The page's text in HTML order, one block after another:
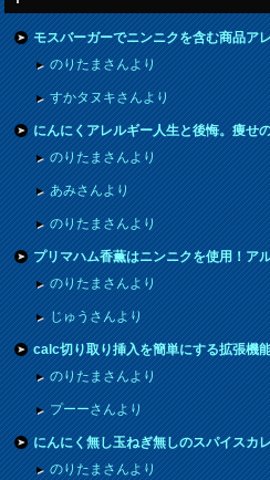
モスバーガーでニンニクを含む商品ア
のりたまさんより
すかタヌキさんより
にんにくアレルギー人生と後悔。痩せ
のりたまさんより
あみさんより
のりたまさんより
プリマハム香薫はニンニクを使用！ア
のりたまさんより
じゅうさんより
calc切り取り挿入を簡単にする拡張機
のりたまさんより
プーーさんより
にんにく無し玉ねぎ無しのスパイスカ
のりたまさんより